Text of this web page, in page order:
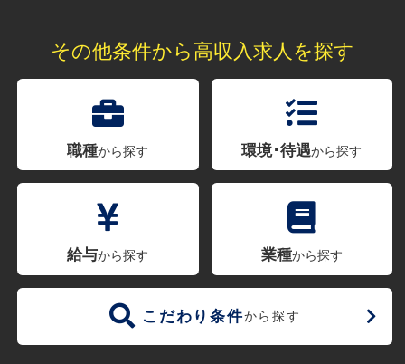
その他条件から高収入求人を探す
職種から探す 環境･待遇から探す
給与から探す 業種から探す
こだわり条件から探す